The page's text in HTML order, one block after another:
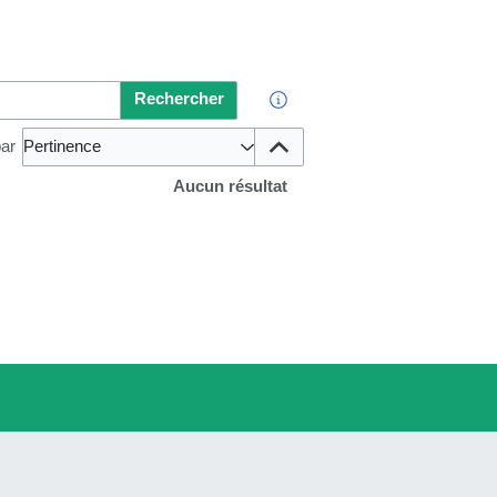
Rechercher
Pertinence
Aucun résultat